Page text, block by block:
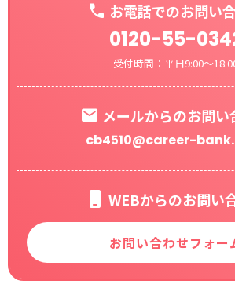
お電話でのお問い
0120-55-
受付時間：平日9:00～
メールからのお問い
cb4510@career-
WEBからのお問い
お問い合わせフォー